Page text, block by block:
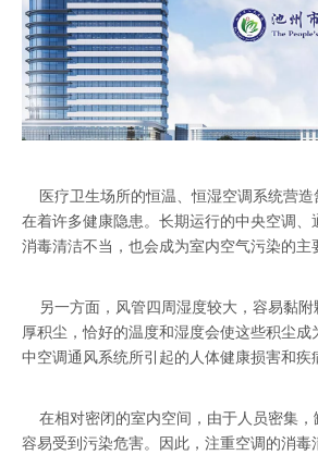
医疗卫生场所的恒温、恒湿空调系统营造
在着许多健康隐患。长期运行的中央空调、
消毒清洁不当，也会成为室内空气污染的主
另一方面，风管四周湿度较大，容易黏附
厚积尘，恰好的温度和湿度会使这些积尘成
中空调通风系统所引起的人体健康损害和疾
在相对密闭的室内空间，由于人员密集，
容易受到污染危害。因此，注重空调的消毒